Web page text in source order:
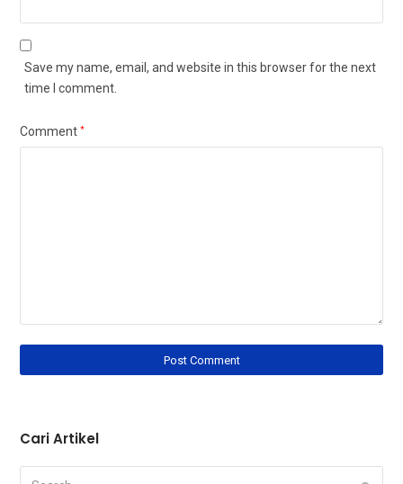
Save my name, email, and website in this browser for the next
time I comment.
Comment*
Cari Artikel